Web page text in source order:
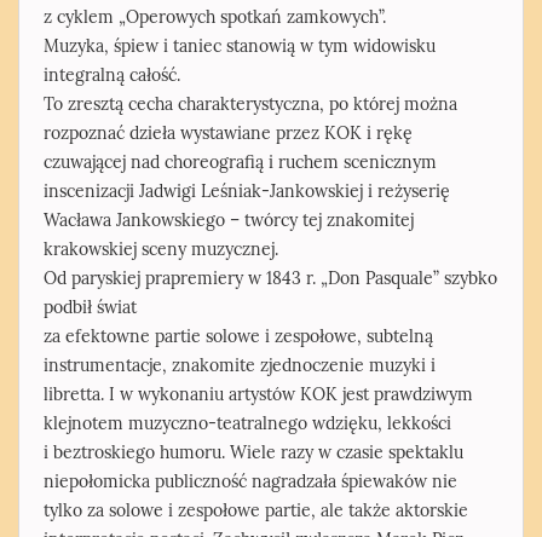
z cyklem „Operowych spotkań zamkowych”.
Muzyka, śpiew i taniec stanowią w tym widowisku
integralną całość.
To zresztą cecha charakterystyczna, po której można
rozpoznać dzieła wystawiane przez KOK i rękę
czuwającej nad choreografią i ruchem scenicznym
inscenizacji Jadwigi Leśniak-Jankowskiej i reżyserię
Wacława Jankowskiego – twórcy tej znakomitej
krakowskiej sceny muzycznej.
Od paryskiej prapremiery w 1843 r. „Don Pasquale” szybko
podbił świat
za efektowne partie solowe i zespołowe, subtelną
instrumentacje, znakomite zjednoczenie muzyki i
libretta. I w wykonaniu artystów KOK jest prawdziwym
klejnotem muzyczno-teatralnego wdzięku, lekkości
i beztroskiego humoru. Wiele razy w czasie spektaklu
niepołomicka publiczność nagradzała śpiewaków nie
tylko za solowe i zespołowe partie, ale także aktorskie